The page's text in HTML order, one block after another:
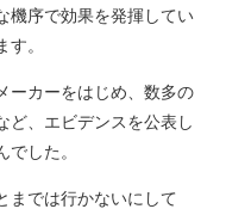
機序で効果を発揮してい
。
ーカーをはじめ、数多の
ど、エビデンスを公表し
した。
までは行かないにして